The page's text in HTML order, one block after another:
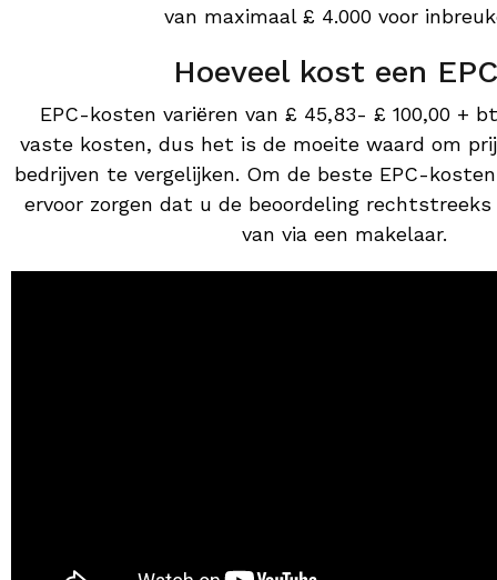
van maximaal £ 4.000 voor
Hoeveel kost een
EPC-kosten variëren van £ 45,83- £ 100,00 +
vaste kosten, dus het is de moeite waard om
bedrijven te vergelijken. Om de beste EPC-
ervoor zorgen dat u de beoordeling
van via een makelaar.